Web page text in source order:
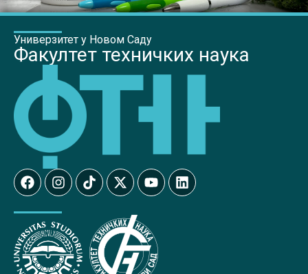
Универзитет у Новом Саду
Факултет техничких наука